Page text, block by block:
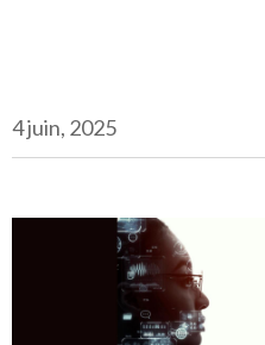
4 juin, 2025